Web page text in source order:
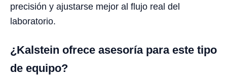
precisión y ajustarse mejor al flujo real del
laboratorio.
¿Kalstein ofrece asesoría para este tipo
de equipo?